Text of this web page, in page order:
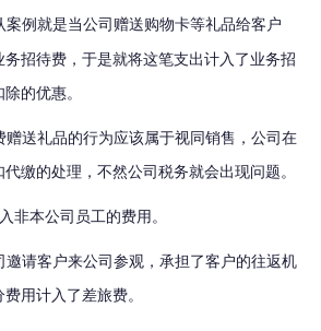
案例就是当公司赠送购物卡等礼品给客户
招待费，于是就将这笔支出计入了业务招
的优惠。
赠送礼品的行为应该属于视同销售，公司在
缴的处理，不然公司税务就会出现问题。
非本公司员工的费用。
邀请客户来公司参观，承担了客户的往返机
用计入了差旅费。